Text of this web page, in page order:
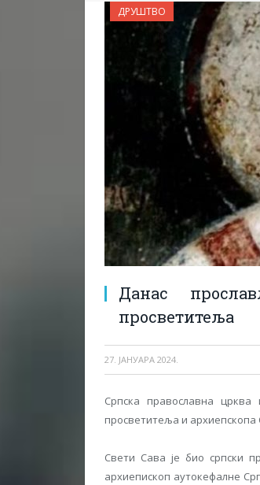
Данас
просветитеља
27. ЈАНУАРА 2024.
ДРУШТВО
Српска православна
просветитеља и архиепскопа
Свети Сава је био српски
архиепископ аутокефалне